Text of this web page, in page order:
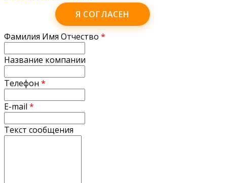
Я СОГЛАСЕН
Фамилия Имя Отчество *
Название компании
Телефон *
E-mail *
Текст сообщения